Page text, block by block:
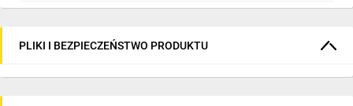
PLIKI I BEZPIECZEŃSTWO PRODUKTU